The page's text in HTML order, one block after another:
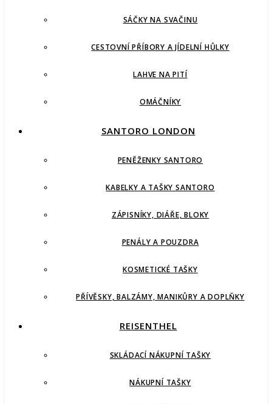
SÁČKY NA SVAČINU
CESTOVNÍ PŘÍBORY A JÍDELNÍ HŮLKY
LAHVE NA PITÍ
OMÁČNÍKY
SANTORO LONDON
PENĚŽENKY SANTORO
KABELKY A TAŠKY SANTORO
ZÁPISNÍKY, DIÁŘE, BLOKY
PENÁLY A POUZDRA
KOSMETICKÉ TAŠKY
PŘÍVĚSKY, BALZÁMY, MANIKŮRY A DOPLŇKY
REISENTHEL
SKLÁDACÍ NÁKUPNÍ TAŠKY
NÁKUPNÍ TAŠKY